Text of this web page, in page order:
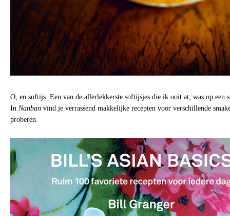
O, en softijs. Een van de allerlekkerste softijsjes die ik ooit at, was op een
In Nanban vind je verrassend makkelijke recepten voor verschillende
proberen.